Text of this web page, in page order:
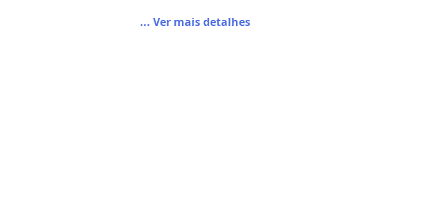
... Ver mais detalhes